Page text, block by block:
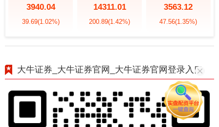
3940.04
39.69(1.02%)
14311.01
200.89(1.42%)
3563.12
47.56(1.35%)
大牛证券_大牛证券官网_大牛证券官网登录入口